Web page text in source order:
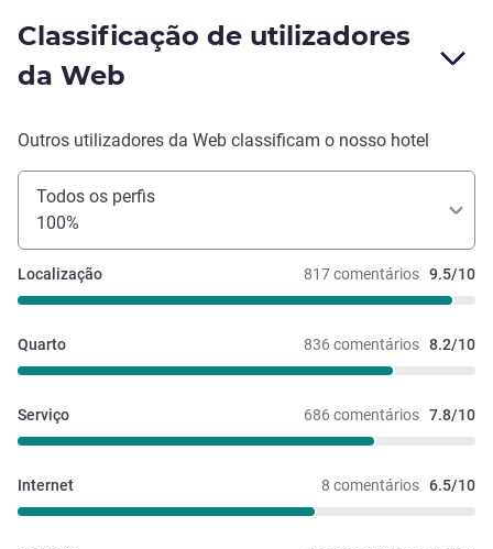
Classificação de utilizadores
da Web
Outros utilizadores da Web classificam o nosso hotel
Todos os perfis
100%
817 comentários 9.5/10
Localização
836 comentários 8.2/10
Quarto
686 comentários 7.8/10
Serviço
8 comentários 6.5/10
Internet